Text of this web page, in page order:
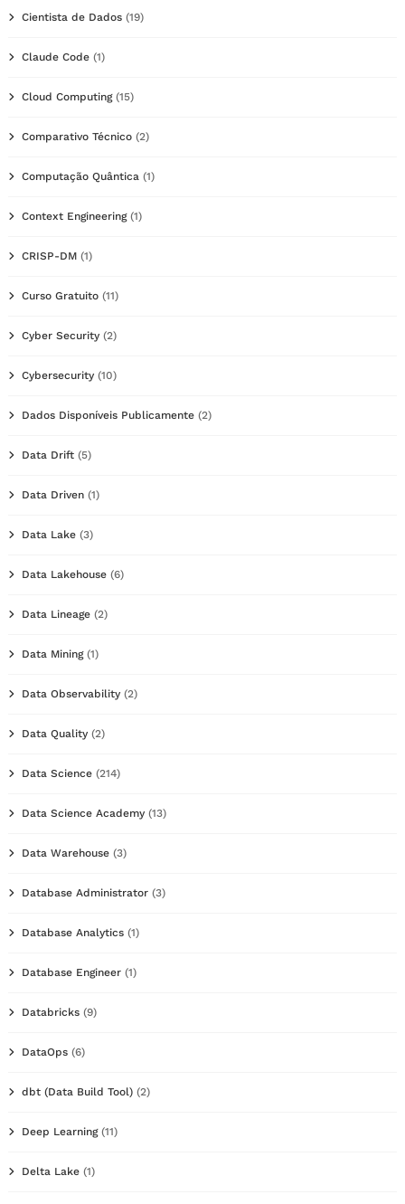
Cientista de Dados (19)
Claude Code (1)
Cloud Computing(15)
Comparativo Técnico (2)
Computação Quântica (1)
Context Engineering(1)
CRISP-DM (1)
Curso Gratuito (11)
Cyber Security (2)
Cybersecurity (10)
Dados Disponíveis Publicamente (2)
Data Drift (5)
Data Driven (1)
Data Lake (3)
Data Lakehouse (6)
Data Lineage (2)
Data Mining(1)
Data Observability (2)
Data Quality (2)
Data Science (214)
Data Science Academy (13)
Data Warehouse (3)
Database Administrator (3)
Database Analytics (1)
Database Engineer (1)
Databricks (9)
DataOps (6)
dbt (Data Build Tool) (2)
Deep Learning(11)
Delta Lake (1)